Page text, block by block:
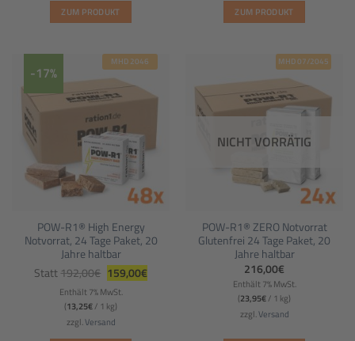
ZUM PRODUKT ZUM PRODUKT
-17%
MHD 2046
POW-R1® High Energy
Notvorrat, 24 Tage Paket, 20
Jahre haltbar
Statt 192,00€ Ursprünglicher
Preis
war:
192,00€
159,00€Aktueller
Preis
Enthält 7% MwSt.
(13,25€/ 1 kg)
zzgl.Versand
MHD 07/2045
NICHT VORRÄTIG
POW-R1® ZERO Notvorrat
Glutenfrei 24 Tage Paket, 20
Jahre haltbar
216,00€
Enthält 7% MwSt.
(23,95€/ 1 kg)
zzgl.Versand